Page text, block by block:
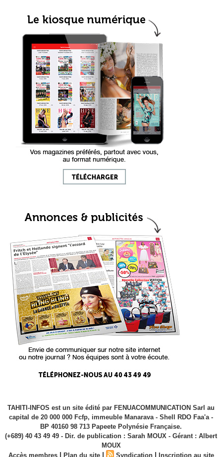
TAHITI-INFOS est un site édité par FENUACOMMUNICATION Sarl au
capital de 20 000 000 Fcfp, immeuble Manarava - Shell RDO Faa'a -
BP 40160 98 713 Papeete Polynésie Française.
(+689) 40 43 49 49 - Dir. de publication : Sarah MOUX - Gérant : Albert
MOUX
Accès membres | Plan du site | Syndication | Inscription au site